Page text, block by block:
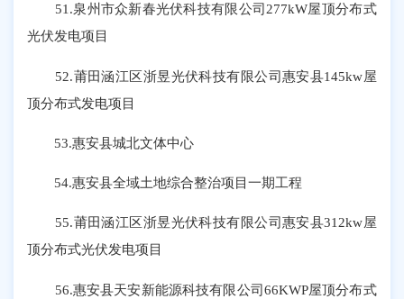
51.泉州市众新春光伏科技有限公司277kW屋顶分布式
光伏发电项目
52.莆田涵江区浙昱光伏科技有限公司惠安县145kw屋
顶分布式发电项目
53.惠安县城北文体中心
54.惠安县全域土地综合整治项目一期工程
55.莆田涵江区浙昱光伏科技有限公司惠安县312kw屋
顶分布式光伏发电项目
56.惠安县天安新能源科技有限公司66KWP屋顶分布式